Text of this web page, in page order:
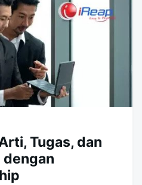
Tugas, dan
dengan